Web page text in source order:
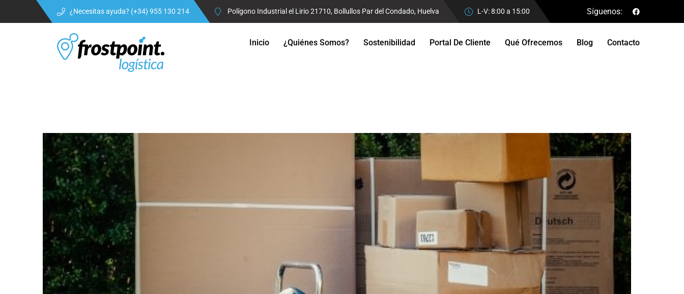
¿Necesitas ayuda? (+34) 955 130 214 Polígono Industrial el Lirio 21710, Bollullos Par del Condado, Huelva L-V: 8:00 a 15:00 Síguenos:
Inicio ¿Quiénes Somos? Sostenibilidad Portal De Cliente Qué Ofrecemos Blog Contacto